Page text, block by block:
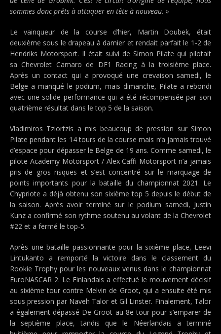
sommes donc prêts à attaquer en tête à nouveau. »
Le vainqueur de la course d’hier, Martin Doubek, était
deuxième sous le drapeau à damier et rendait parfait le 1-2 de
Hendriks Motorsport. Il était suivi de Simon Pilate qui pilotait
sa Chevrolet Camaro de DF1 Racing à la troisième place.
Après un contact qui a provoqué une crevaison samedi, le
Belge a manqué le podium, mais dimanche, Pilate a rebondi
avec une solide performance qui a été récompensée par son
quatrième résultat dans le top 5 de la saison.
Vladimiros Tziortzis a mis beaucoup de pression sur Simon
Pilate pendant les 14 tours de la course mais n’a jamais trouvé
d’espace pour dépasser le Belge de 19 ans. Comme samedi, le
pilote Academy Motorsport / Alex Caffi Motorsport n’a jamais
pris de gros risques et s’est concentré sur le marquage de
points importants pour la bataille du championnat 2021. Le
Chypriote a déjà obtenu son sixième top 5 depuis le début de
la saison. Après avoir terminé sur le podium samedi, Justin
Kunz a confirmé son rythme soutenu au volant de la Chevrolet
#22 et a fermé le top-5.
Après une bataille passionnante pour la sixième place, Leevi
Lintukanto a remporté la victoire dans le classement du
Rookie Trophy pour les nouveaux venus dans le championnat
EuroNASCAR 2. Le Finlandais a effectué le mouvement décisif
au sixième tour contre Melvin de Groot, qui a ensuite été mis
sous pression par Naveh Talor et Gil Linster. Finalement, Talor
a également dépassé De Groot au 8e tour pour s’emparer de
la septième place, tandis que le Néerlandais a terminé